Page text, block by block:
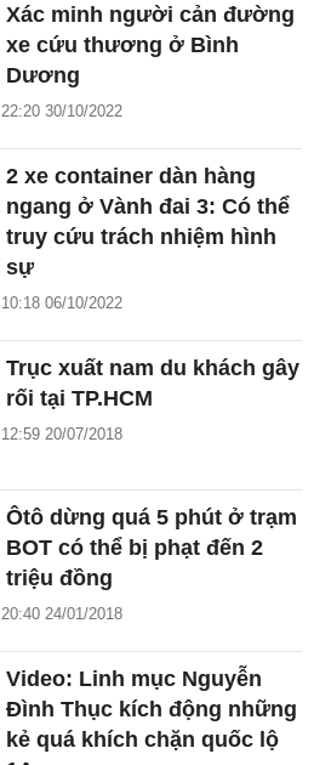
Xác minh người cản đường
xe cứu thương ở Bình
Dương
22:20 30/10/2022
2 xe container dàn hàng
ngang ở Vành đai 3: Có thể
truy cứu trách nhiệm hình
sự
10:18 06/10/2022
Trục xuất nam du khách gây
rối tại TP.HCM
12:59 20/07/2018
Ôtô dừng quá 5 phút ở trạm
BOT có thể bị phạt đến 2
triệu đồng
20:40 24/01/2018
Video: Linh mục Nguyễn
Đình Thục kích động những
kẻ quá khích chặn quốc lộ